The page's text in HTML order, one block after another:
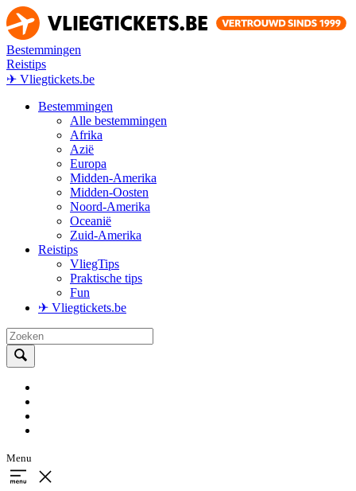
Bestemmingen
Reistips
✈ Vliegtickets.be
Bestemmingen
Alle bestemmingen
Afrika
Azië
Europa
Midden-Amerika
Midden-Oosten
Noord-Amerika
Oceanië
Zuid-Amerika
Reistips
VliegTips
Praktische tips
Fun
✈ Vliegtickets.be
Menu